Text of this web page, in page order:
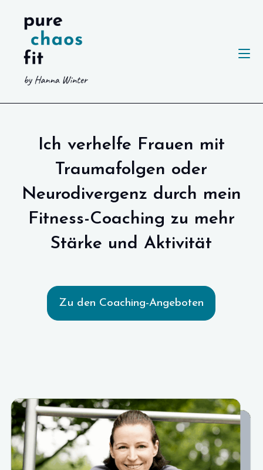
Ich verhelfe Frauen mit
Traumafolgen oder
Neurodivergenz durch mein
Fitness-Coaching zu mehr
Stärke und Aktivität
Zu den Coaching-Angeboten